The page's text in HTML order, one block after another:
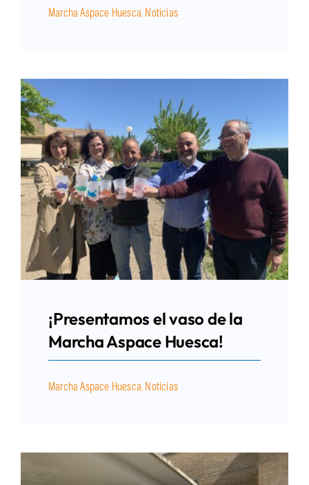
Marcha Aspace Huesca, Noticias
¡Presentamos el vaso de la
Marcha Aspace Huesca!
Marcha Aspace Huesca, Noticias